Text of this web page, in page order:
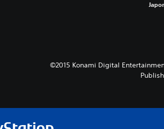
©2015 Konami Digital